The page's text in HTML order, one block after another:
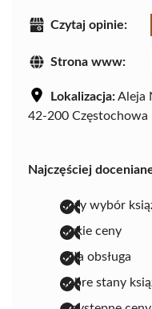
Czytaj opinie:
Strona www:
Lokalizacja:Aleja
42-200 Częstochowa
Najczęściej
duży wybór
niskie ceny
miła obsługa
dobre stany